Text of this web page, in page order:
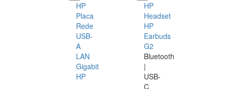
HP
Placa
Rede
USB-
A
LAN
Gigabit
HP
HP
Headset
HP
Earbuds
G2
Bluetooth
|
USB-
C